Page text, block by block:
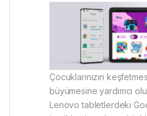
Çocuklarınızın
büyümesine yardımcı
Lenovo tabletlerdeki